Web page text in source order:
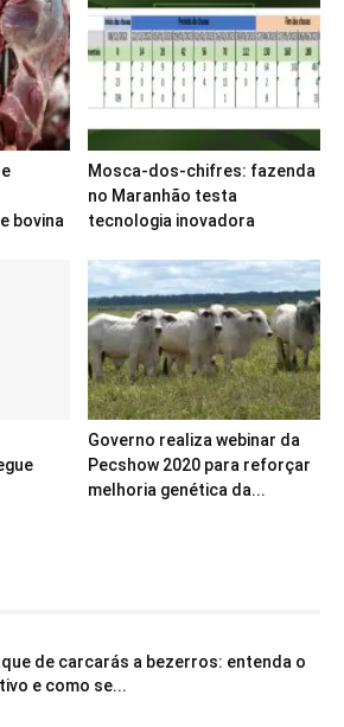
bovina
Mosca-dos-chifres: fazenda
no Maranhão testa
tecnologia inovadora
Governo realiza webinar da
Pecshow 2020 para reforçar
melhoria genética da...
de carcarás a bezerros: entenda o
e como se...